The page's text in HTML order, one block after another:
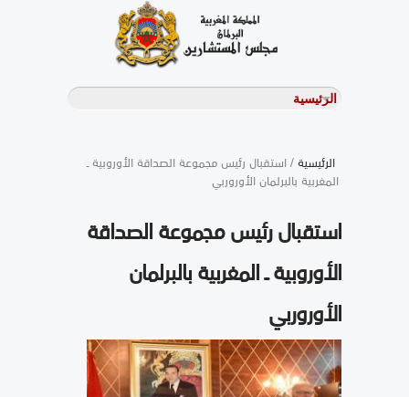
الرئيسية/ استقبال رئيس مجموعة الصداقة الأوروبية ـ
المغربية بالبرلمان الأوروربي
استقبال رئيس مجموعة الصداقة
الأوروبية ـ المغربية بالبرلمان
الأوروربي